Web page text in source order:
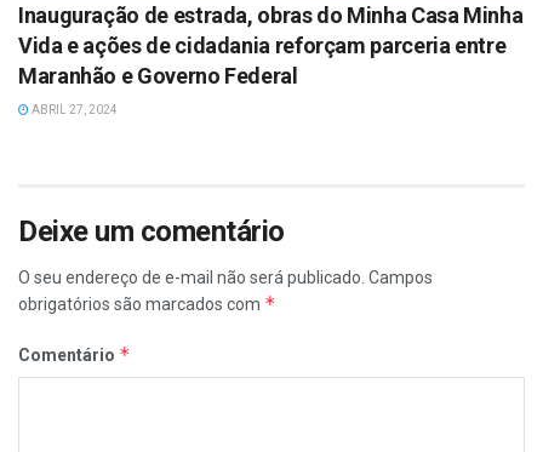
Inauguração de estrada, obras do Minha Casa Minha
Vida e ações de cidadania reforçam parceria entre
Maranhão e Governo Federal
ABRIL 27, 2024
Deixe um comentário
O seu endereço de e-mail não será publicado. Campos
obrigatórios são marcados com *
Comentário *